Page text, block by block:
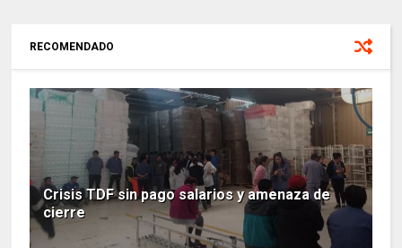
RECOMENDADO
Crisis TDF sin pago salarios y amenaza de
cierre